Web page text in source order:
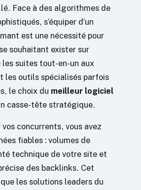
Face à des algorithmes de
s’équiper d’un
est une nécessité pour
souhaitant exister sur
suites tout-en-un aux
les outils spécialisés parfois
le choix du meilleur logiciel
casse-tête stratégique.
vos concurrents, vous avez
fiables : volumes de
technique de votre site et
des backlinks. Cet
les solutions leaders du